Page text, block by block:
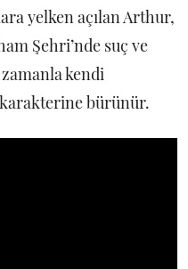
yelken açılan Arthur,
Şehri’nde suç ve
kendi
bürünür.